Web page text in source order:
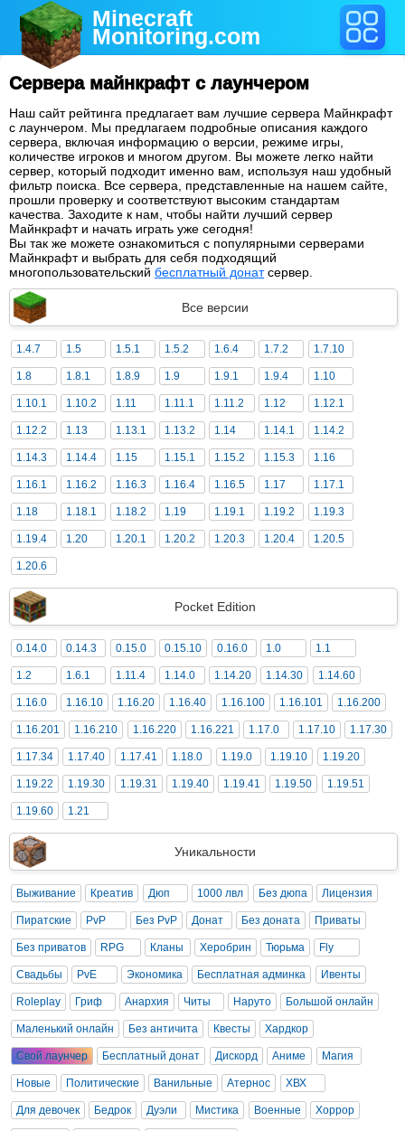
Minecraft
Monitoring.com
Сервера майнкрафт с лаунчером
Наш сайт рейтинга предлагает вам лучшие сервера Майнкрафт
с лаунчером. Мы предлагаем подробные описания каждого
сервера, включая информацию о версии, режиме игры,
количестве игроков и многом другом. Вы можете легко найти
сервер, который подходит именно вам, используя наш удобный
фильтр поиска. Все сервера, представленные на нашем сайте,
прошли проверку и соответствуют высоким стандартам
качества. Заходите к нам, чтобы найти лучший сервер
Майнкрафт и начать играть уже сегодня!
Вы так же можете ознакомиться с популярными серверами
Майнкрафт и выбрать для себя подходящий
многопользовательский бесплатный донатсервер.
Все версии
1.4.7 1.5 1.5.1 1.5.2 1.6.4 1.7.2 1.7.10
1.8 1.8.1 1.8.9 1.9 1.9.1 1.9.4 1.10
1.10.1 1.10.2 1.11 1.11.1 1.11.2 1.12 1.12.1
1.12.2 1.13 1.13.1 1.13.2 1.14 1.14.1 1.14.2
1.14.3 1.14.4 1.15 1.15.1 1.15.2 1.15.3 1.16
1.16.1 1.16.2 1.16.3 1.16.4 1.16.5 1.17 1.17.1
1.18 1.18.1 1.18.2 1.19 1.19.1 1.19.2 1.19.3
1.19.4 1.20 1.20.1 1.20.2 1.20.3 1.20.4 1.20.5
1.20.6
Pocket Edition
0.14.0 0.14.3 0.15.0 0.15.10 0.16.0 1.0 1.1
1.2 1.6.1 1.11.4 1.14.0 1.14.20 1.14.30 1.14.60
1.16.0 1.16.10 1.16.20 1.16.40 1.16.100 1.16.101 1.16.200
1.16.201 1.16.210 1.16.220 1.16.221 1.17.0 1.17.10 1.17.30
1.17.34 1.17.40 1.17.41 1.18.0 1.19.0 1.19.10 1.19.20
1.19.22 1.19.30 1.19.31 1.19.40 1.19.41 1.19.50 1.19.51
1.19.60 1.21
Уникальности
Выживание Креатив Дюп 1000 лвл Без дюпа Лицензия
Пиратские PvP Без PvP Донат Без доната Приваты
Без приватов RPG Кланы Херобрин Тюрьма Fly
Свадьбы PvE Экономика Бесплатная админка Ивенты
Roleplay Гриф Анархия Читы Наруто Большой онлайн
Маленький онлайн Без античита Квесты Хардкор
Свой лаунчер Бесплатный донат Дискорд Аниме Магия
Новые Политические Ванильные Атернос ХВХ
Для девочек Бедрок Дуэли Мистика Военные Хоррор